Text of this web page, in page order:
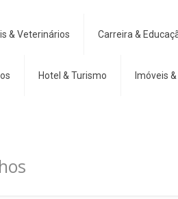
& Veterinários Carreira &
Hotel & Turismo Imóveis